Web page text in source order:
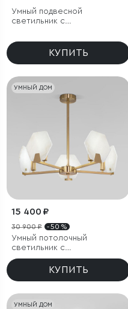
Умный подвесной
светильник с
КУПИТЬ
УМНЫЙ ДОМ
15 400 ₽
30 900 ₽ - 50 %
Умный потолочный
светильник с
рассеивателем из
алебастраКУПИТЬ
УМНЫЙ ДОМ